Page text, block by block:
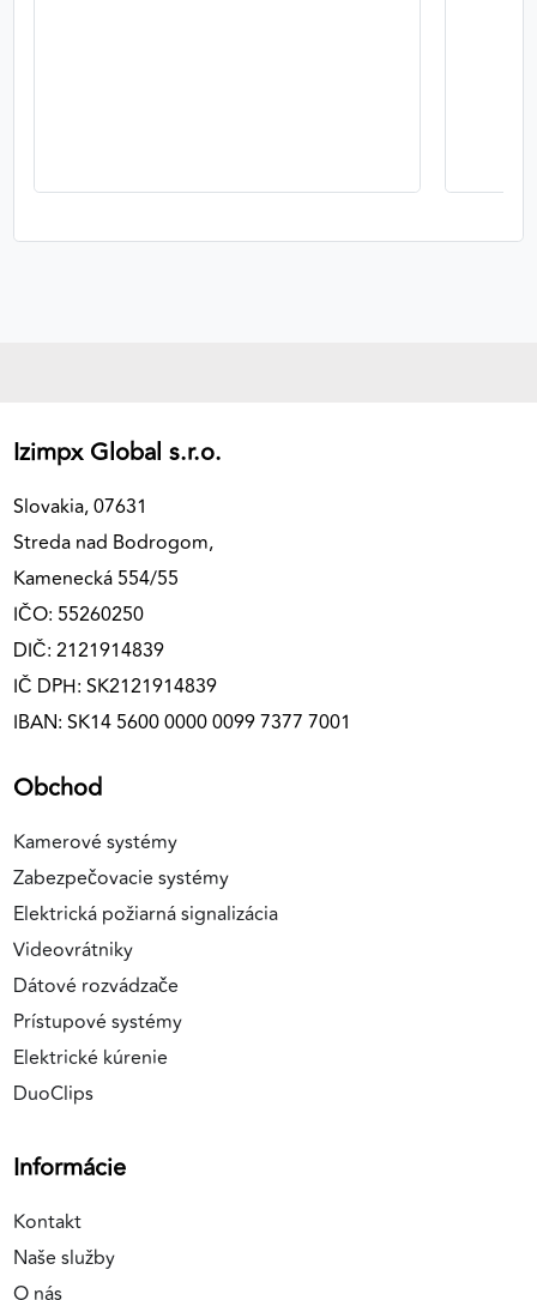
Izimpx Global s.r.o.
Slovakia, 07631
Streda nad Bodrogom,
Kamenecká 554/55
IČO: 55260250
DIČ: 2121914839
IČ DPH: SK2121914839
IBAN: SK14 5600 0000 0099 7377 7001
Obchod
Kamerové systémy
Zabezpečovacie systémy
Elektrická požiarná signalizácia
Videovrátniky
Dátové rozvádzače
Prístupové systémy
Elektrické kúrenie
DuoClips
Informácie
Kontakt
Naše služby
O nás